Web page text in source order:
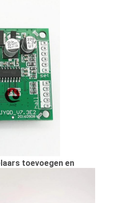
toevoegen en